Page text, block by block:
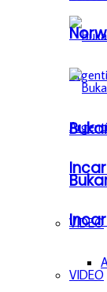
VIDEO
VIDEO